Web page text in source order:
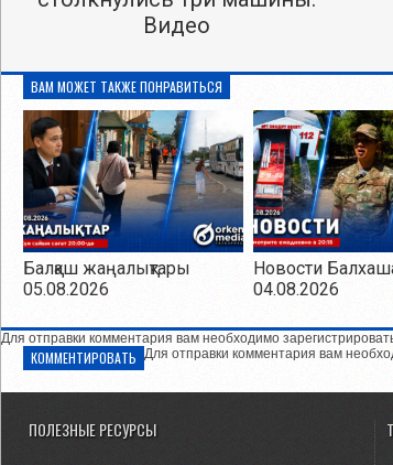
Видео
ВАМ МОЖЕТ ТАКЖЕ ПОНРАВИТЬСЯ
Балқаш жаңалықтары
05.08.2026
Новости
04.08.2026
Для отправки комментария вам необходимо
КОММЕНТИРОВАТЬ Для отправки комментария вам
ПОЛЕЗНЫЕ РЕСУРСЫ